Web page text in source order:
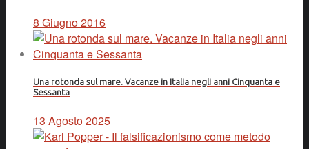
8 Giugno 2016
Una rotonda sul mare. Vacanze in Italia negli anni Cinquanta e
Sessanta
13 Agosto 2025